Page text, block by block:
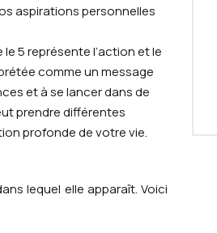
aspirations personnelles
5 représente l’action et le
comme un message
et à se lancer dans de
prendre différentes
profonde de votre vie.
lequel elle apparaît. Voici